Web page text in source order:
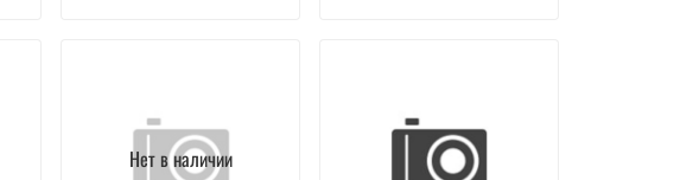
Нет в наличии